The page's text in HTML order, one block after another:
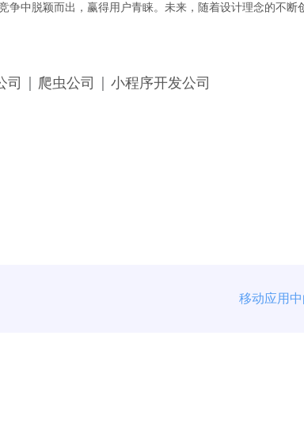
争中脱颖而出，赢得用户青睐。未来，随着设计理念的不
司 | 爬虫公司 | 小程序开发公司
移动应用